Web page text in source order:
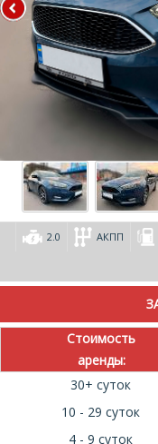
2.0 АКПП
Стоимость
аренды:
30+ суток
10 - 29 суток
4 - 9 суток